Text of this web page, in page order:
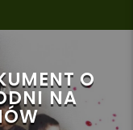
O
NA